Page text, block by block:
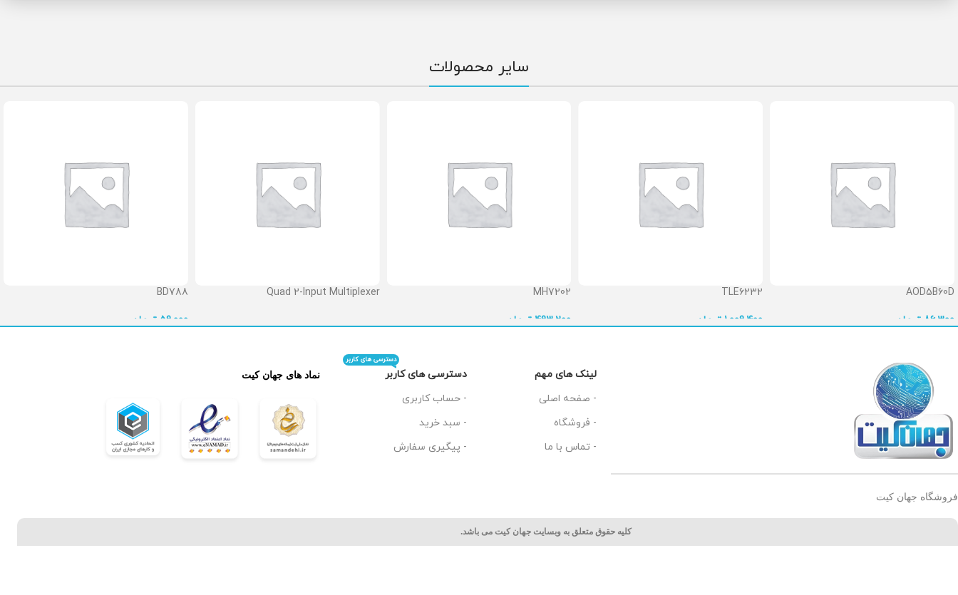
سایر محصولات
AOD5B60D
86,300 تومان
TLE6232
1,009,400 تومان
MH7202
493,200 تومان
Quad 2-Input Multiplexer
BD788
59,000 تومان
فروشگاه جهان کیت
لینک های مهم
- صفحه اصلی
- فروشگاه
- تماس با ما
دسترسی های کاربر
دسترسی های کاربر
- حساب کاربری
- سبد خرید
- پیگیری سفارش
نماد های جهان کیت
کلیه حقوق متعلق به وبسایت جهان کیت می باشد.